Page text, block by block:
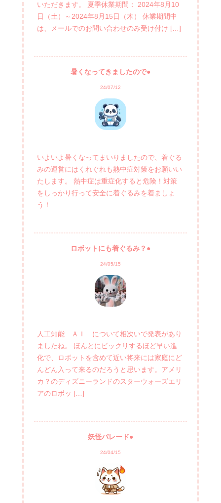
いただきます。 夏季休業期間： 2024年8月10
日（土）～2024年8月15日（木） 休業期間中
は、メールでのお問い合わせのみ受け付け […]
暑くなってきましたので●
24/07/12
いよいよ暑くなってまいりましたので、着ぐる
みの運営にはくれぐれも熱中症対策をお願いい
たします。 熱中症は重症化すると危険！対策
をしっかり行って安全に着ぐるみを着ましょ
う！
ロボットにも着ぐるみ？●
24/05/15
人工知能 ＡＩ について相次いで発表があり
ましたね。 ほんとにビックリするほど早い進
化で、ロボットを含めて近い将来には家庭にど
んどん入って来るのだろうと思います。アメリ
カ？のディズニーランドのスターウォーズエリ
アのロボッ […]
妖怪パレード●
24/04/15